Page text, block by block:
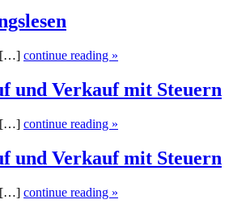
[…] continue reading »
und Verkauf mit Steuern
[…] continue reading »
und Verkauf mit Steuern
[…] continue reading »